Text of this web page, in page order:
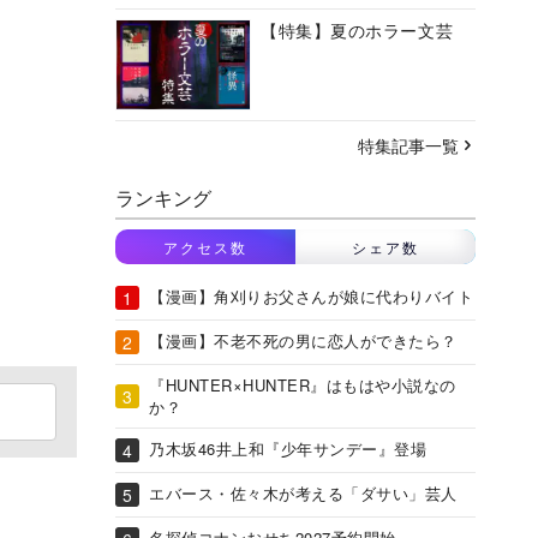
【特集】夏のホラー文芸
特集記事一覧
ランキング
アクセス数 シェア数
【漫画】角刈りお父さんが娘に代わりバイト
【漫画】不老不死の男に恋人ができたら？
『HUNTER×HUNTER』はもはや小説なの
か？
乃木坂46井上和『少年サンデー』登場
エバース・佐々木が考える「ダサい」芸人